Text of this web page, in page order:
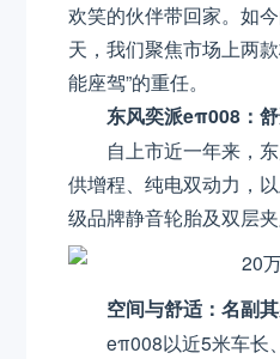
欢笑的伙伴带回家。如
天，我们聚焦市场上两
能座驾”的重任。
东风奕派eπ008：
自上市近一年来，
供增程、纯电双动力，
级品牌静音轮胎及双层
空间与舒适：名副
eπ008以近5米车长